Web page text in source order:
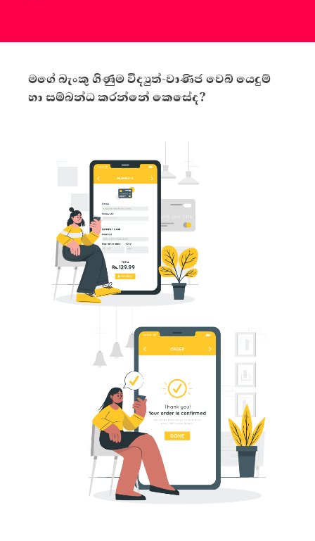
මගේ බැංකු ගිණුම විද්‍යුත්-වාණිජ වෙබ් යෙදුම්
හා සම්බන්ධ කරන්නේ කෙසේද?